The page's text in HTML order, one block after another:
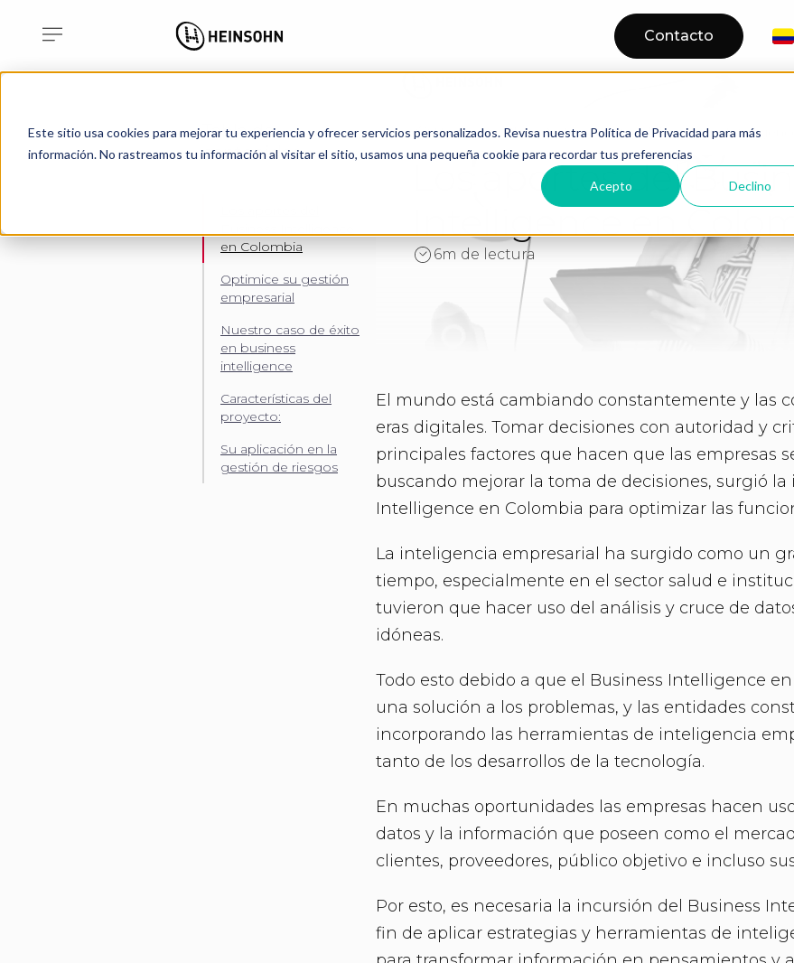
Este sitio usa cookies para mejorar tu experiencia y ofrecer servicios personalizados. Revisa nuestra Política de Privacidad para más
información. No rastreamos tu información al visitar el sitio, usamos una pequeña cookie para recordar tus preferencias
Acepto Declino
Contacto
Home Blog Los aportes del Business
Los aportes del
Intelligence en
6m de lectura
El mundo está cambiando constantemente y las
eras digitales. Tomar decisiones con autoridad y
principales factores que hacen que las empresas
buscando mejorar la toma de decisiones, surgió
Intelligence en Colombia para optimizar las
La inteligencia empresarial ha surgido como un
tiempo, especialmente en el sector salud e
tuvieron que hacer uso del análisis y cruce de
idóneas.
Todo esto debido a que el Business Intelligence
una solución a los problemas, y las entidades
incorporando las herramientas de inteligencia
tanto de los desarrollos de la tecnología.
En muchas oportunidades las empresas hacen
datos y la información que poseen como el
clientes, proveedores, público objetivo e incluso
Por esto, es necesaria la incursión del Business
fin de aplicar estrategias y herramientas de
Tabla de
contenidos
en Colombia
Optimice su gestión
empresarial
Nuestro caso de éxito
en business
intelligence
Características del
proyecto:
Su aplicación en la
gestión de riesgos